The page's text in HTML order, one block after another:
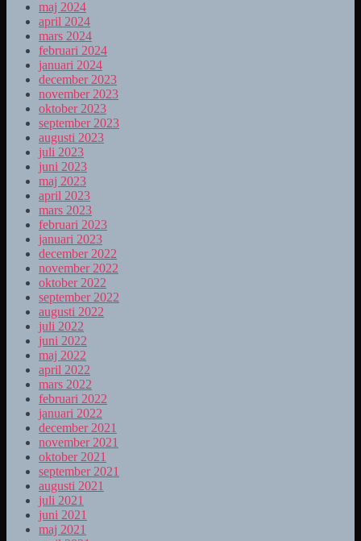
maj 2024
april 2024
mars 2024
februari 2024
januari 2024
december 2023
november 2023
oktober 2023
september 2023
augusti 2023
juli 2023
juni 2023
maj 2023
april 2023
mars 2023
februari 2023
januari 2023
december 2022
november 2022
oktober 2022
september 2022
augusti 2022
juli 2022
juni 2022
maj 2022
april 2022
mars 2022
februari 2022
januari 2022
december 2021
november 2021
oktober 2021
september 2021
augusti 2021
juli 2021
juni 2021
maj 2021